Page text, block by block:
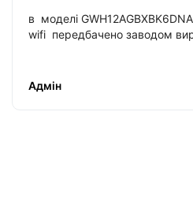
в моделі
wifi передбачено заводом
Адмін